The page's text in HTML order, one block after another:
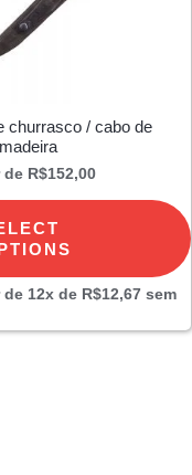
churrasco / cabo de
de R$152,00
de 12x de R$12,67 sem